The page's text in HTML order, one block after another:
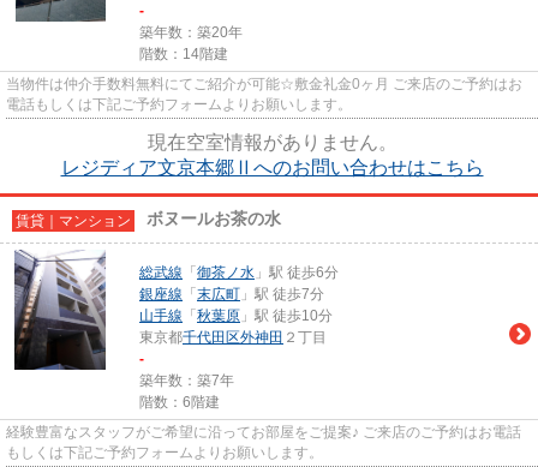
-
築年数：築20年
階数：14階建
当物件は仲介手数料無料にてご紹介が可能☆敷金礼金0ヶ月 ご来店のご予約はお
電話もしくは下記ご予約フォームよりお願いします。
現在空室情報がありません。
レジディア文京本郷Ⅱへのお問い合わせはこちら
賃貸｜マンション ボヌールお茶の水
総武線 「 御茶ノ水 」駅 徒歩6分
銀座線 「 末広町 」駅 徒歩7分
山手線 「 秋葉原 」駅 徒歩10分
東京都千代田区外神田 ２丁目
-
築年数：築7年
階数：6階建
経験豊富なスタッフがご希望に沿ってお部屋をご提案♪ ご来店のご予約はお電話
もしくは下記ご予約フォームよりお願いします。